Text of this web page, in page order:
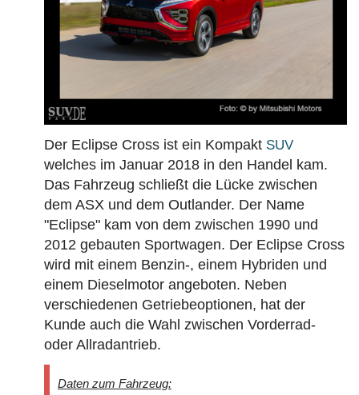
Der Eclipse Cross ist ein Kompakt SUV
welches im Januar 2018 in den Handel kam.
Das Fahrzeug schließt die Lücke zwischen
dem ASX und dem Outlander. Der Name
"Eclipse" kam von dem zwischen 1990 und
2012 gebauten Sportwagen. Der Eclipse Cross
wird mit einem Benzin-, einem Hybriden und
einem Dieselmotor angeboten. Neben
verschiedenen Getriebeoptionen, hat der
Kunde auch die Wahl zwischen Vorderrad-
oder Allradantrieb.
Daten zum Fahrzeug: